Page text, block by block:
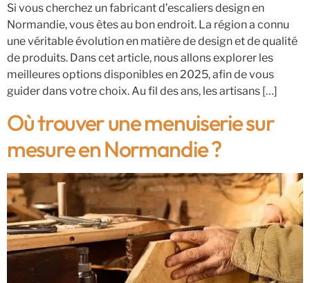
Si vous cherchez un fabricant d’escaliers design en
Normandie, vous êtes au bon endroit. La région a connu
une véritable évolution en matière de design et de qualité
de produits. Dans cet article, nous allons explorer les
meilleures options disponibles en 2025, afin de vous
guider dans votre choix. Au fil des ans, les artisans […]
Où trouver une menuiserie sur
mesure en Normandie ?